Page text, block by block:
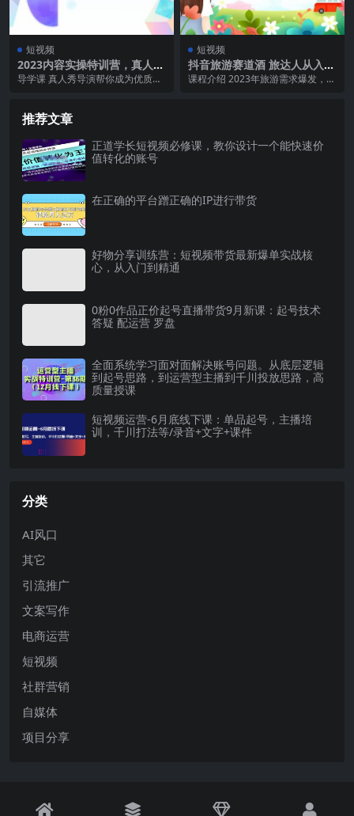
短视频
2023内容实操特训营，真人
秀-导演带你打造探店IP
导学课 真人秀导演帮你成为优质达
短视频
抖音旅游赛道酒 旅达人从入门
到精通：直播 短视频 旅游 未
课程介绍 2023年旅游需求爆发，各
推荐文章
正道学长短视频必修课，教你设计一个能快速价
值转化的账号
在正确的平台蹭正确的IP进行带货
好物分享训练营：短视频带货最新爆单实战核
心，从入门到精通
0粉0作品正价起号直播带货9月新课：起号技术
答疑 配运营 罗盘
全面系统学习面对面解决账号问题。从底层逻辑
到起号思路，到运营型主播到千川投放思路，高
质量授课
短视频运营-6月底线下课：单品起号，主播培
训，千川打法等/录音+文字+课件
分类
AI风口
其它
引流推广
文案写作
电商运营
短视频
社群营销
自媒体
项目分享